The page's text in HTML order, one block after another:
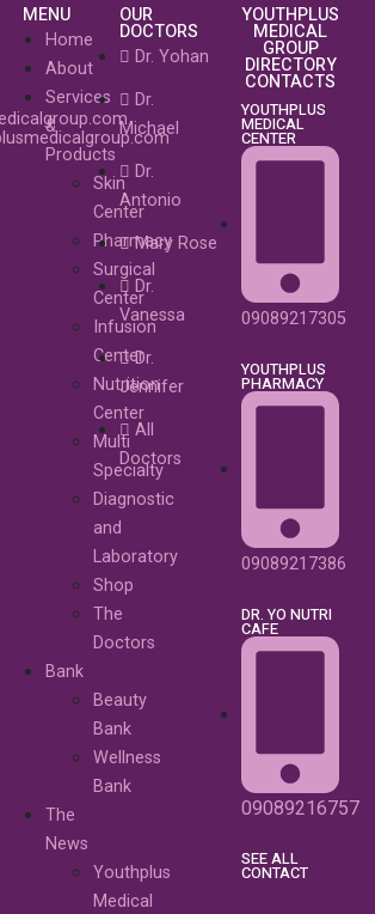
MENU
Home
About
Services
&
Products
Skin
Center
Pharmacy
Surgical
Center
Infusion
Center
Nutrition
Center
Multi
Specialty
Diagnostic
and
Laboratory
Shop
The
Doctors
Bank
Beauty
Bank
Wellness
Bank
The
News
Youthplus
Medical
OUR
DOCTORS
Dr. Yohan
Dr.
Michael
Dr.
Antonio
Mary Rose
Dr.
Vanessa
Dr.
Jennifer
All
Doctors
YOUTHPLUS
MEDICAL
GROUP
DIRECTORY
CONTACTS
YOUTHPLUS
MEDICAL
CENTER
09089217305
YOUTHPLUS
PHARMACY
09089217386
DR. YO NUTRI
CAFE
09089216757
SEE ALL
CONTACT